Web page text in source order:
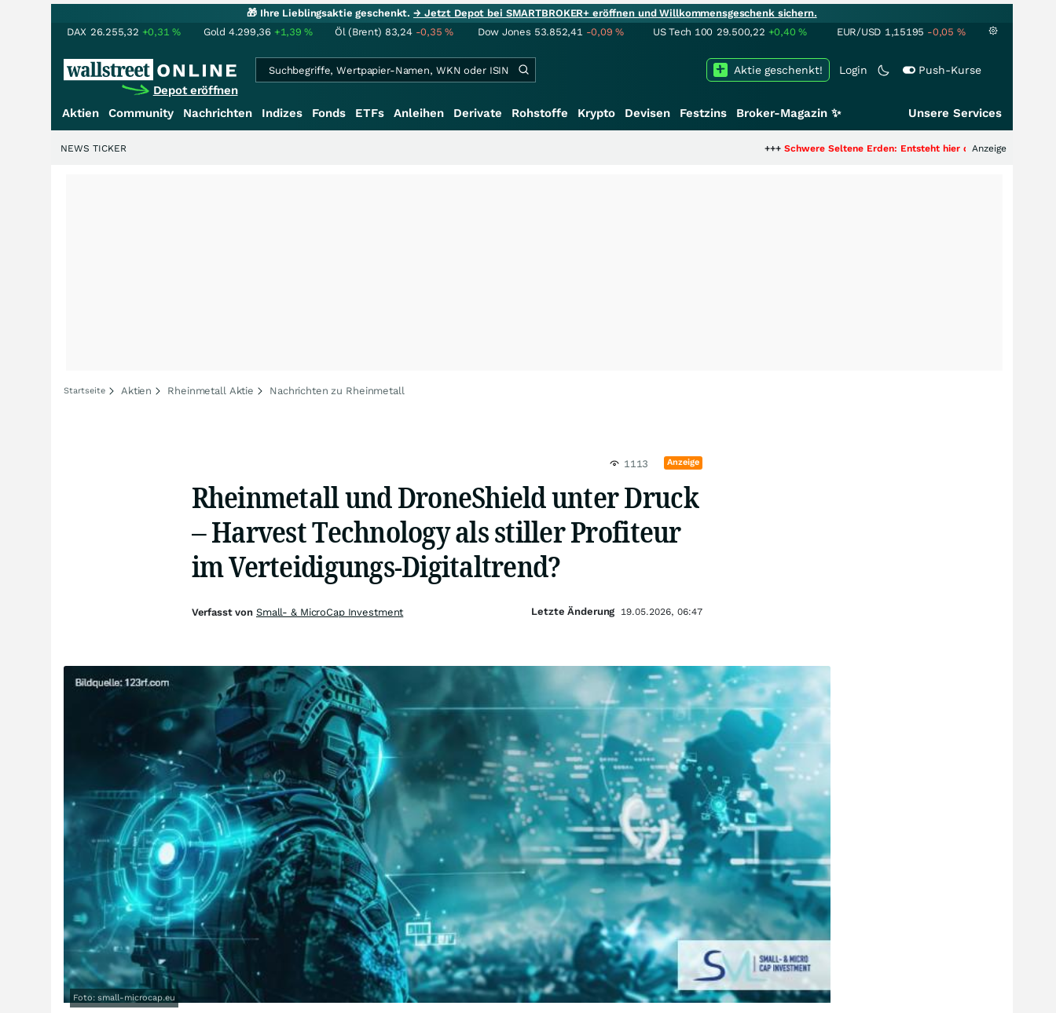
🎁 Ihre Lieblingsaktie geschenkt.→ Jetzt Depot bei SMARTBROKER+ eröffnen und Willkommensgeschenk sichern.
DAX 26.255,32 +0,31% Gold 4.299,36 +1,39% Öl (Brent) 83,24 -0,35% Dow Jones 53.852,41 -0,09% US Tech 100 29.500,22 +0,40% EUR/USD 1,15195 -0,05 %
Depot eröffnen
Login Push-Kurse
Aktie geschenkt!
Aktien Community Nachrichten Indizes Fonds ETFs Anleihen Derivate Rohstoffe Krypto Devisen Festzins Broker-Magazin ✨ Unsere Services
Schwere Seltene Erden: Entsteht hier die nächste Milliardenstory?
Anzeige
NEWS TICKER
Startseite Aktien Rheinmetall Aktie Nachrichten zu Rheinmetall
1113 Anzeige
Rheinmetall und DroneShield unter Druck
– Harvest Technology als stiller Profiteur
im Verteidigungs-Digitaltrend?
Foto: small-microcap.eu
Verfasst von Small- & MicroCap Investment Letzte Änderung 19.05.2026, 06:47